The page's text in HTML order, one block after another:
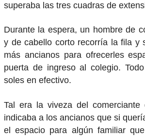
superaba las tres cuadras de
Durante la espera, un hombre de
y de cabello corto recorría la fila y
más ancianos para ofrecerles
puerta de ingreso al colegio.
soles en efectivo.
Tal era la viveza del
indicaba a los ancianos que si
el espacio para algún familiar